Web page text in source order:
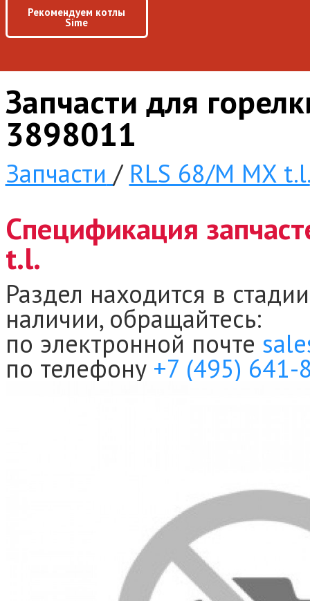
Рекомендуем котлы
Sime
Запчасти для
3898011
Запчасти / RLS 68/M MX t.l.
Спецификация
t.l.
Раздел находится в
наличии, обращайтесь:
по электронной почте
по телефону +7 (495) 641-